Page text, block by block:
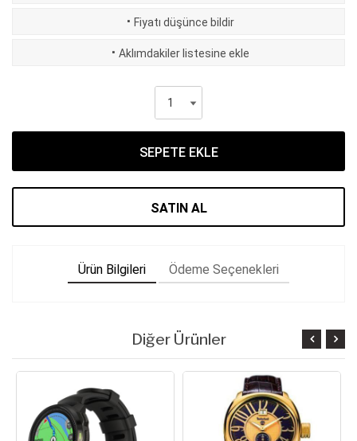
· Fiyatı düşünce bildir
· Aklımdakiler listesine ekle
SEPETE EKLE
SATIN AL
Ürün Bilgileri Ödeme Seçenekleri
Diğer Ürünler